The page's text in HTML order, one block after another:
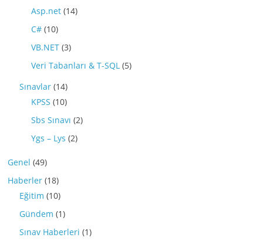
Asp.net (14)
C# (10)
VB.NET (3)
Veri Tabanları & T-SQL (5)
Sınavlar (14)
KPSS (10)
Sbs Sınavı (2)
Ygs – Lys (2)
Genel (49)
Haberler (18)
Eğitim (10)
Gündem (1)
Sınav Haberleri (1)